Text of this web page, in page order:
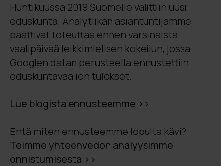
Huhtikuussa 2019 Suomelle valittiin uusi
eduskunta. Analytiikan asiantuntijamme
päättivät toteuttaa ennen varsinaista
vaalipäivää leikkimielisen kokeilun, jossa
Googlen datan perusteella ennustettiin
eduskuntavaalien tulokset.
Lue blogista ennusteemme >>
Entä miten ennusteemme lopulta kävi?
Teimme yhteenvedon analyysimme
onnistumisesta >>